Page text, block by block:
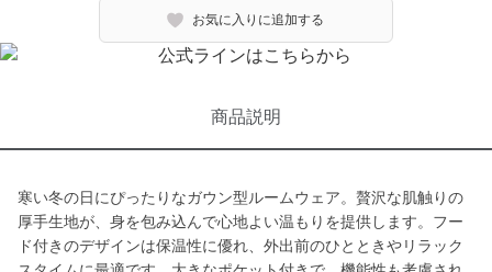
お気に入りに追加する
商品説明
寒い冬の日にぴったりなガウン型ルームウェア。贅沢な肌触りの
厚手生地が、身を包み込んで心地よい温もりを提供します。フー
ド付きのデザインは保温性に優れ、外出前のひとときやリラック